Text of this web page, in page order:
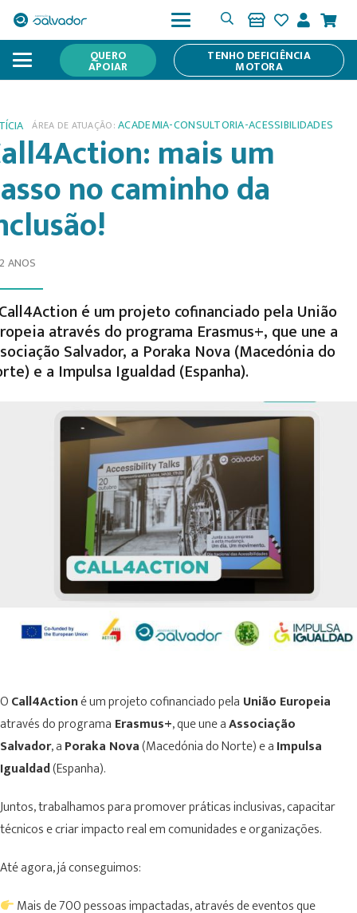
QUERO
APOIAR
TENHO DEFICIÊNCIA
MOTORA
ÁREA DE ATUAÇÃO:ACADEMIA-CONSULTORIA-ACESSIBILIDADES
mais um
no caminho da
ANOS
é um projeto cofinanciado pela União
através do programa Erasmus+, que une a
Salvador, a Poraka Nova (Macedónia do
e a Impulsa Igualdad (Espanha).
OCall4Actioné um projeto cofinanciado pela União Europeia
através do programa Erasmus+, que une aAssociação
Salvador, aPoraka Nova(Macedónia do Norte) e aImpulsa
Igualdad(Espanha).
Juntos, trabalhamos para promover práticas inclusivas, capacitar
técnicos e criar impacto real em comunidades e organizações.
Até agora, já conseguimos:
Mais de 700 pessoas impactadas, através de eventos que